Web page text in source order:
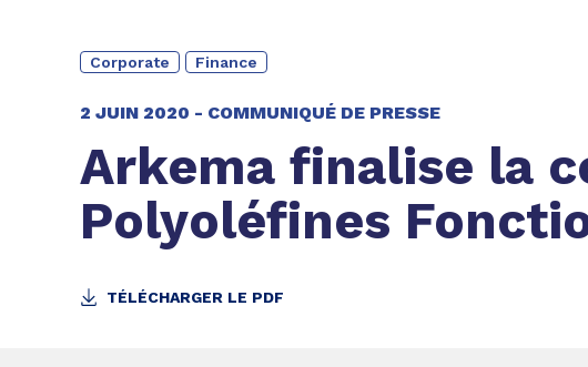
Corporate Finance
2 JUIN 2020 - COMMUNIQUÉ DE PRESSE
Arkema finalise la
Polyoléfines
TÉLÉCHARGER LE PDF